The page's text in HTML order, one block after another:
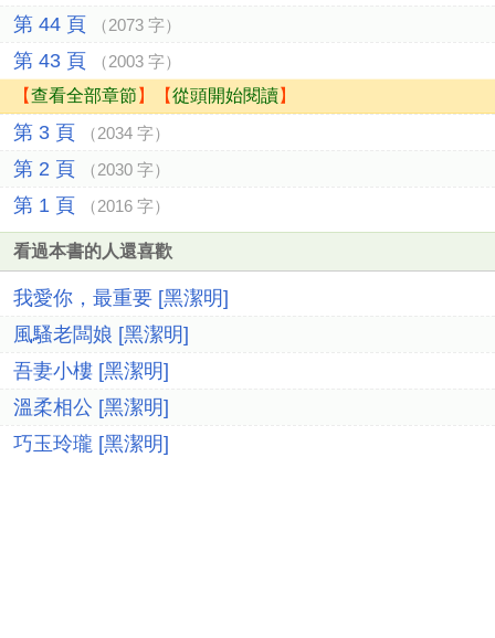
第 44 頁 （2073 字）
第 43 頁 （2003 字）
【查看全部章節 】【從頭開始閱讀】
第 3 頁 （2034 字）
第 2 頁 （2030 字）
第 1 頁 （2016 字）
看過本書的人還喜歡
我愛你，最重要 [黑潔明]
風騷老闆娘 [黑潔明]
吾妻小樓 [黑潔明]
溫柔相公 [黑潔明]
巧玉玲瓏 [黑潔明]